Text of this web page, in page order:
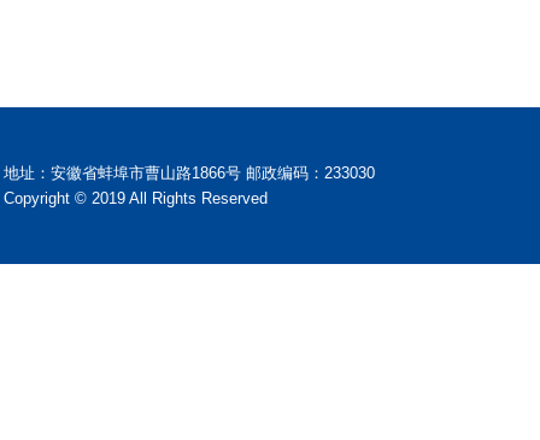
地址：安徽省蚌埠市曹山路1866号 邮政编码：233030
Copyright © 2019 All Rights Reserved